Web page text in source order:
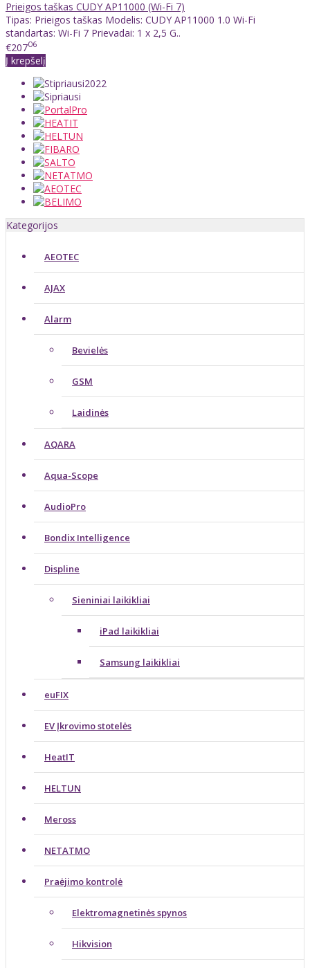
Prieigos taškas CUDY AP11000 (Wi-Fi 7)
Tipas: Prieigos taškas Modelis: CUDY AP11000 1.0 Wi-Fi
standartas: Wi-Fi 7 Prievadai: 1 x 2,5 G..
€20706
Į krepšelį
Kategorijos
AEOTEC
AJAX
Alarm
Bevielės
GSM
Laidinės
AQARA
Aqua-Scope
AudioPro
Bondix Intelligence
Displine
Sieniniai laikikliai
iPad laikikliai
Samsung laikikliai
euFIX
EV Įkrovimo stotelės
HeatIT
HELTUN
Meross
NETATMO
Praėjimo kontrolė
Elektromagnetinės spynos
Hikvision